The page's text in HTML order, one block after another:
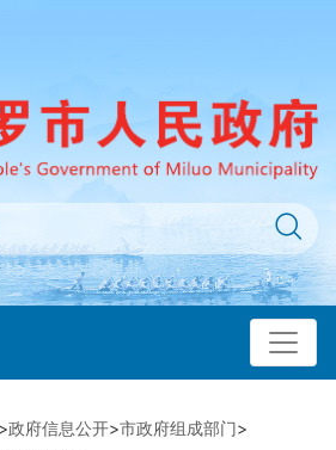
>政府信息公开>市政府组成部门>